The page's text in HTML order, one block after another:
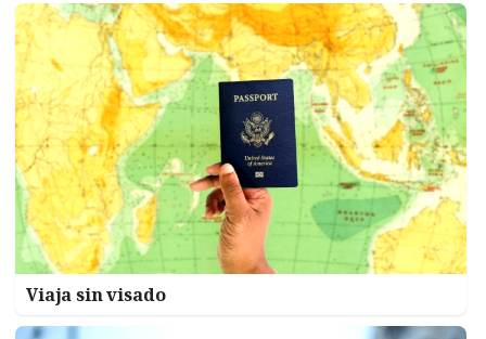
Viaja sin visado